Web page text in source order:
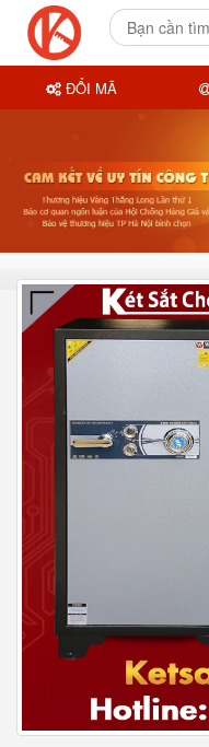
ĐỔI MÃ